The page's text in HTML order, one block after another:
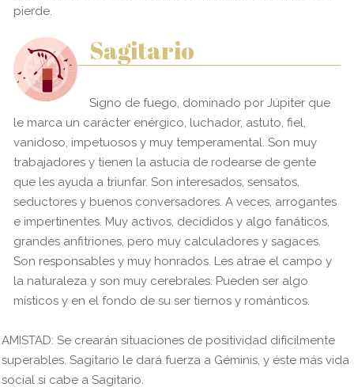
pierde.
Sagitario
Signo de fuego, dominado por Júpiter que
le marca un carácter enérgico, luchador, astuto, fiel,
vanidoso, impetuosos y muy temperamental. Son muy
trabajadores y tienen la astucia de rodearse de gente
que les ayuda a triunfar. Son interesados, sensatos,
seductores y buenos conversadores. A veces, arrogantes
e impertinentes. Muy activos, decididos y algo fanáticos,
grandes anfitriones, pero muy calculadores y sagaces.
Son responsables y muy honrados. Les atrae el campo y
la naturaleza y son muy cerebrales. Pueden ser algo
místicos y en el fondo de su ser tiernos y románticos.
AMISTAD: Se crearán situaciones de positividad difícilmente
superables. Sagitario le dará fuerza a Géminis, y éste más vida
social si cabe a Sagitario.